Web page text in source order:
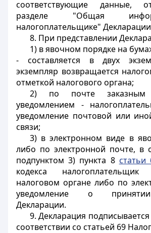
соответствующие данные,
разделе "Общая
налогоплательщике"
8. При представлении
1) в явочном порядке на
- составляется в двух
экземпляр возвращается
отметкой налогового органа;
2) по почте
уведомлением -
уведомление почтовой или
связи;
3) в электронном виде в
либо по электронной почте, в
подпунктом 3) пункта 8 статьи
кодекса
налоговом органе либо по
уведомление о
Декларации.
9. Декларация подписывается
соответствии со статьей 69